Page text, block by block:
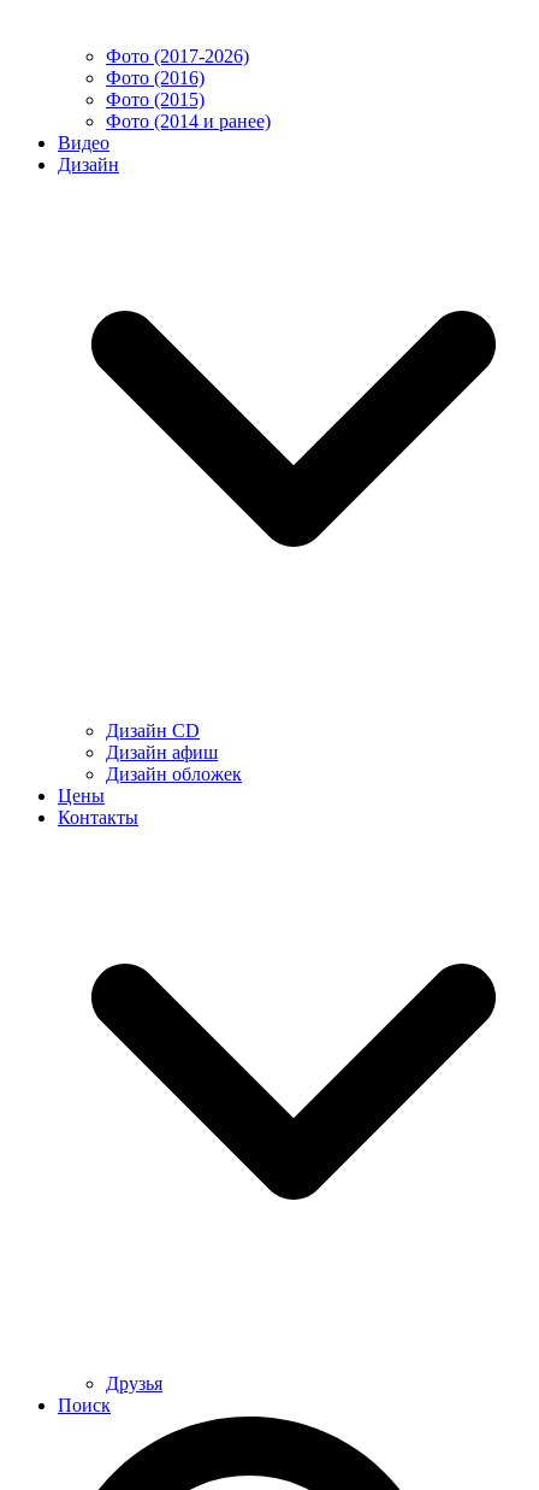
Фото (2017-2026)
Фото (2016)
Фото (2015)
Фото (2014 и ранее)
Видео
Дизайн
Дизайн CD
Дизайн афиш
Дизайн обложек
Цены
Контакты
Друзья
Поиск